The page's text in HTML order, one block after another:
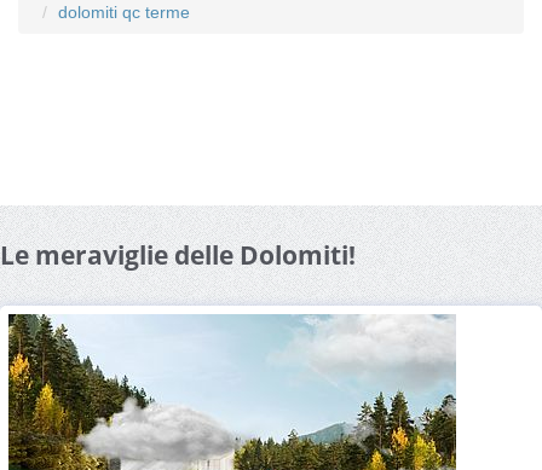
dolomiti qc terme
Le meraviglie delle Dolomiti!